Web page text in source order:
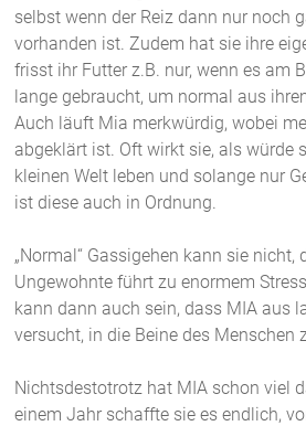
selbst wenn der Reiz dann nur noch
vorhanden ist. Zudem hat sie ihre
frisst ihr Futter z.B. nur, wenn es am
lange gebraucht, um normal aus
Auch läuft Mia merkwürdig, wobei
abgeklärt ist. Oft wirkt sie, als würde
kleinen Welt leben und solange nur
ist diese auch in Ordnung.
„Normal“ Gassigehen kann sie nicht,
Ungewohnte führt zu enormem
kann dann auch sein, dass MIA aus
versucht, in die Beine des Menschen
Nichtsdestotrotz hat MIA schon viel
einem Jahr schaffte sie es endlich,